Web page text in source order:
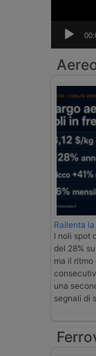
Rallenta
I noli spot
del 28%
ma il
una
segnali di